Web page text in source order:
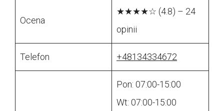
Ocena
★★★★☆ (4.8) – 24
opinii
Telefon +48134334672
Pon: 07:00-15:00
Wt: 07:00-15:00